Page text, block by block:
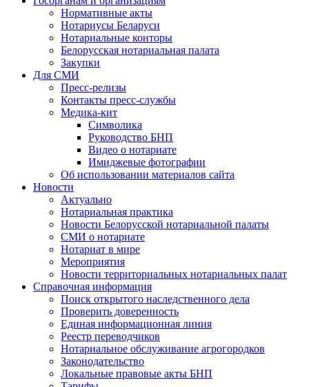
Нормативные акты
Нотариусы Беларуси
Нотариальные конторы
Белорусская нотариальная палата
Закупки
Для СМИ
Пресс-релизы
Контакты пресс-службы
Медика-кит
Символика
Руководство БНП
Видео о нотариате
Имиджевые фотографии
Об использовании материалов сайта
Новости
Актуально
Нотариальная практика
Новости Белорусской нотариальной палаты
СМИ о нотариате
Нотариат в мире
Мероприятия
Новости территориальных нотариальных палат
Справочная информация
Поиск открытого наследственного дела
Проверить доверенность
Единая информационная линия
Реестр переводчиков
Нотариальное обслуживание агрогородков
Законодательство
Локальные правовые акты БНП